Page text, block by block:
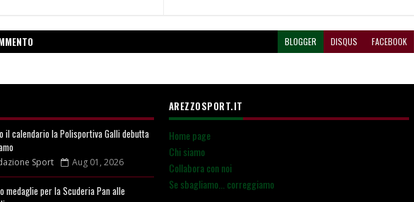
BLOGGER DISQUS FACEBOOK
il calendario la Polisportiva Galli debutta
Sport Aug 01, 2026
medaglie per la Scuderia Pan alle
AREZZOSPORT.IT
Home page
Chi siamo
Collabora con noi
Se sbagliamo... correggiamo